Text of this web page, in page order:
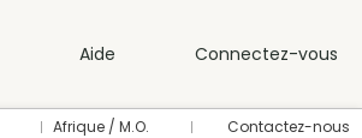
Aide Connectez-vous
Afrique / M.O. Contactez-nous